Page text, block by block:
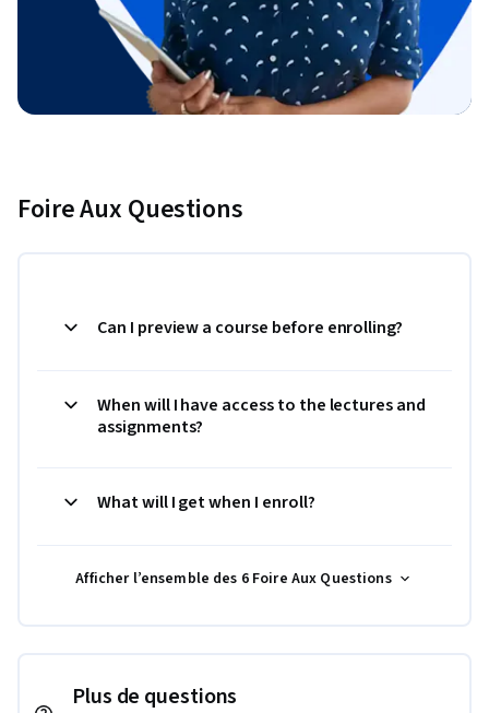
Foire Aux Questions
Can I preview a course before enrolling?
When will I have access to the lectures and
assignments?
What will I get when I enroll?
Afficher l’ensemble des 6 Foire Aux Questions
Plus de questions